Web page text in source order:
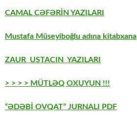
CAMAL CƏFƏRİN YAZILARI
Mustafa Müseyiboğlu adına kitabxana
ZAUR USTACIN YAZILARI
> > > > MÜTLƏQ OXUYUN !!!
“ƏDƏBİ OVQAT” JURNALI PDF